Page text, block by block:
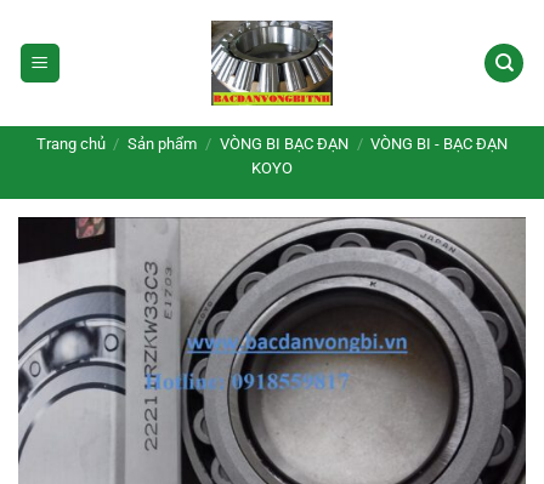
qua
nội
Trang chủ / Sản phẩm / VÒNG BI BẠC ĐẠN / VÒNG BI - BẠC ĐẠN
KOYO